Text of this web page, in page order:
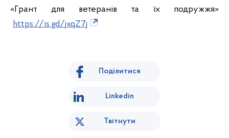
«Грант для ветеранів та їх подружжя»
https://is.gd/jxqZ7j
Поділитися
Linkedin
Твітнути